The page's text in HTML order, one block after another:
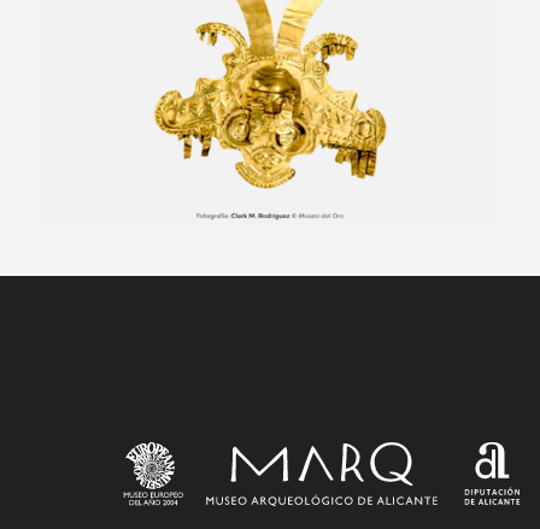
ascendentes